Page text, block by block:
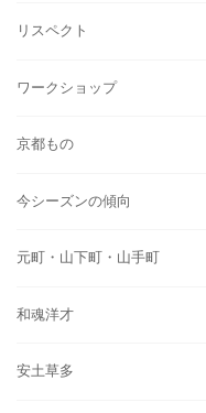
リスペクト
ワークショップ
京都もの
今シーズンの傾向
元町・山下町・山手町
和魂洋才
安土草多